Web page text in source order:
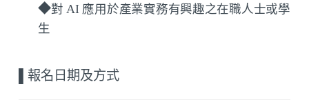
◆對 AI 應用於產業實務有興趣之在職人士或學
生
報名日期及方式